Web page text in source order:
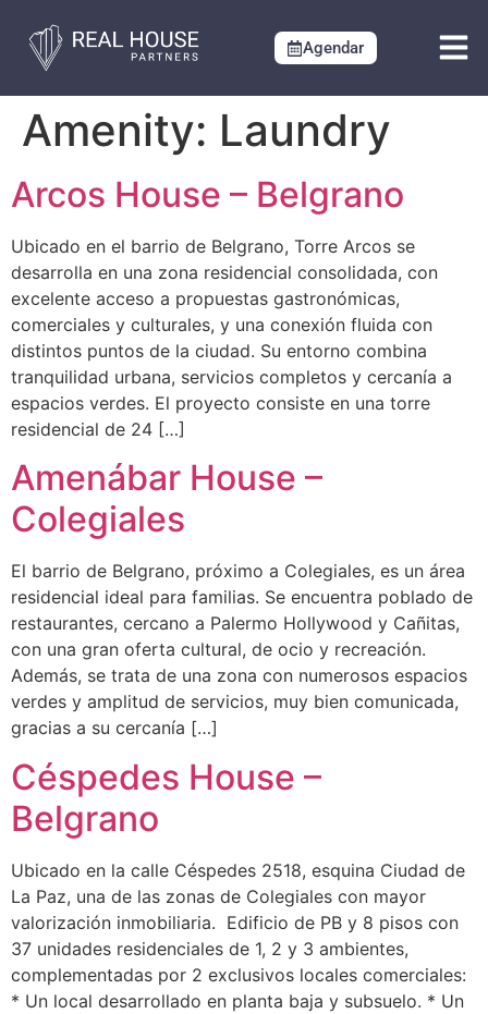
Agendar
Amenity: Laundry
Arcos House – Belgrano
Ubicado en el barrio de Belgrano, Torre Arcos se
desarrolla en una zona residencial consolidada, con
excelente acceso a propuestas gastronómicas,
comerciales y culturales, y una conexión fluida con
distintos puntos de la ciudad. Su entorno combina
tranquilidad urbana, servicios completos y cercanía a
espacios verdes. El proyecto consiste en una torre
residencial de 24 […]
Amenábar House –
Colegiales
El barrio de Belgrano, próximo a Colegiales, es un área
residencial ideal para familias. Se encuentra poblado de
restaurantes, cercano a Palermo Hollywood y Cañitas,
con una gran oferta cultural, de ocio y recreación.
Además, se trata de una zona con numerosos espacios
verdes y amplitud de servicios, muy bien comunicada,
gracias a su cercanía […]
Céspedes House –
Belgrano
Ubicado en la calle Céspedes 2518, esquina Ciudad de
La Paz, una de las zonas de Colegiales con mayor
valorización inmobiliaria. Edificio de PB y 8 pisos con
37 unidades residenciales de 1, 2 y 3 ambientes,
complementadas por 2 exclusivos locales comerciales:
* Un local desarrollado en planta baja y subsuelo. * Un